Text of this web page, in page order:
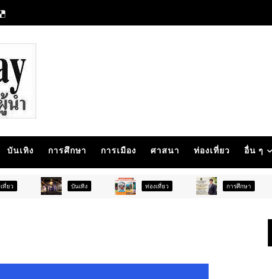
บันเทิง การศึกษา การเมือง ศาสนา ท่องเที่ยว อื่น ๆ
ท่องเที่ยว การศึกษา